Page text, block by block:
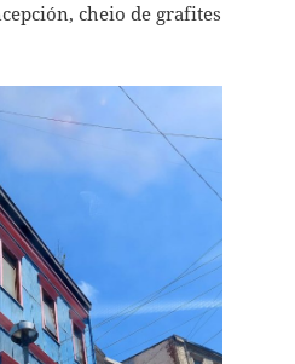
cheio de grafites